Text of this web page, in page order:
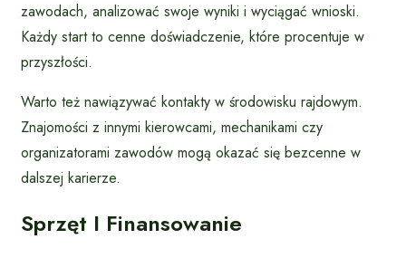
zawodach, analizować swoje wyniki i wyciągać wnioski.
Każdy start to cenne doświadczenie, które procentuje w
przyszłości.
Warto też nawiązywać kontakty w środowisku rajdowym.
Znajomości z innymi kierowcami, mechanikami czy
organizatorami zawodów mogą okazać się bezcenne w
dalszej karierze.
Sprzęt I Finansowanie